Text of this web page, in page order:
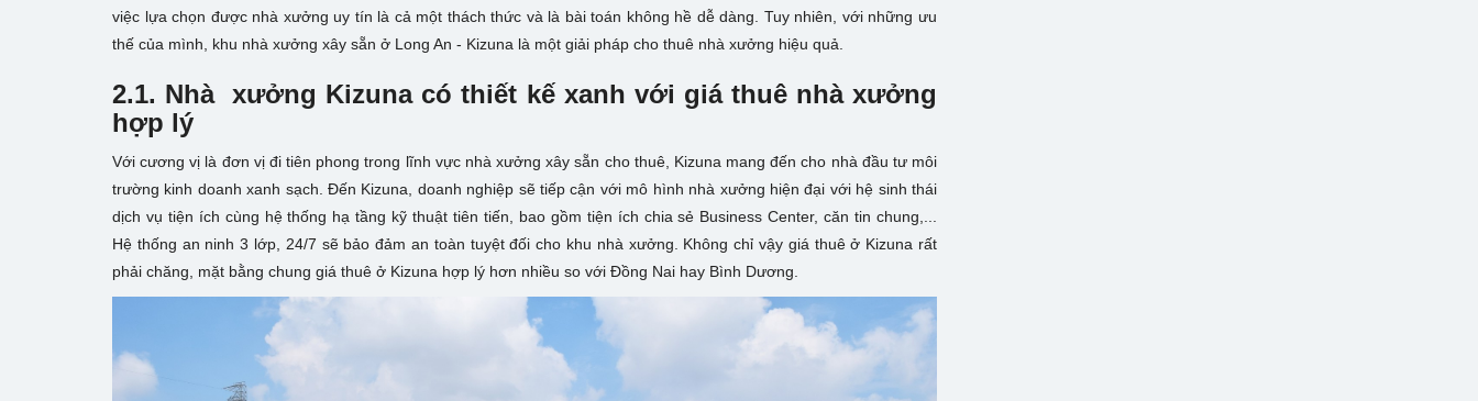
việc lựa chọn được nhà xưởng uy tín là cả một thách thức và là bài toán không hề dễ dàng. Tuy nhiên, với những ưu
thế của mình, khu nhà xưởng xây sẵn ở Long An - Kizuna là một giải pháp cho thuê nhà xưởng hiệu quả.
2.1. Nhà xưởng Kizuna có thiết kế xanh với giá thuê nhà xưởng
hợp lý
Với cương vị là đơn vị đi tiên phong trong lĩnh vực nhà xưởng xây sẵn cho thuê, Kizuna mang đến cho nhà đầu tư môi
trường kinh doanh xanh sạch. Đến Kizuna, doanh nghiệp sẽ tiếp cận với mô hình nhà xưởng hiện đại với hệ sinh thái
dịch vụ tiện ích cùng hệ thống hạ tầng kỹ thuật tiên tiến, bao gồm tiện ích chia sẻ Business Center, căn tin chung,...
Hệ thống an ninh 3 lớp, 24/7 sẽ bảo đảm an toàn tuyệt đối cho khu nhà xưởng. Không chỉ vậy giá thuê ở Kizuna rất
phải chăng, mặt bằng chung giá thuê ở Kizuna hợp lý hơn nhiều so với Đồng Nai hay Bình Dương.